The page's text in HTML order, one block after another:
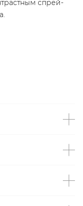
спрей-
хорошо «дышит»;
и под